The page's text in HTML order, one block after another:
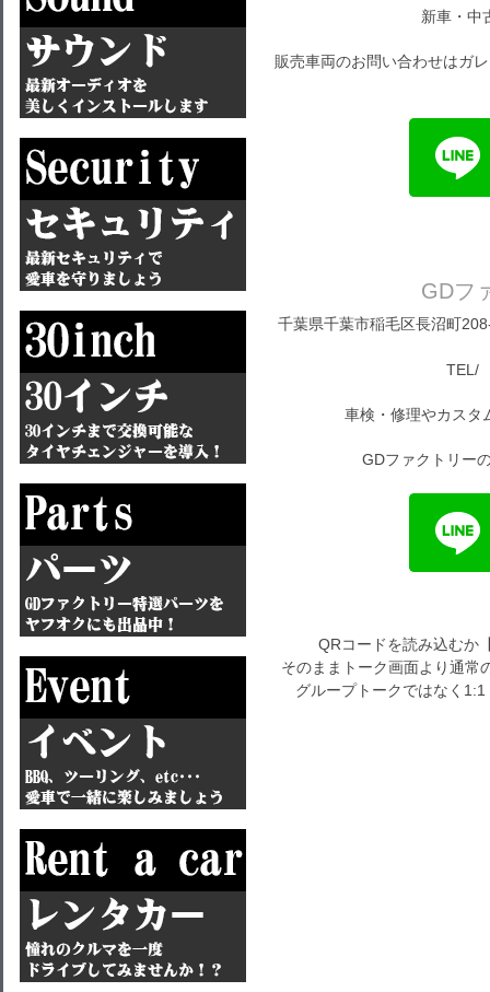
新車・中
販売車両のお問い合わせはガ
GDフ
千葉県千葉市稲毛区長沼町
TEL/
車検・修理やカスタ
GDファクトリー
QRコードを読み込むか
そのままトーク画面より通常
グループトークではなく